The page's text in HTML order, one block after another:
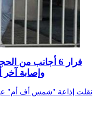
فرار 6 أجانب من
وإصابة